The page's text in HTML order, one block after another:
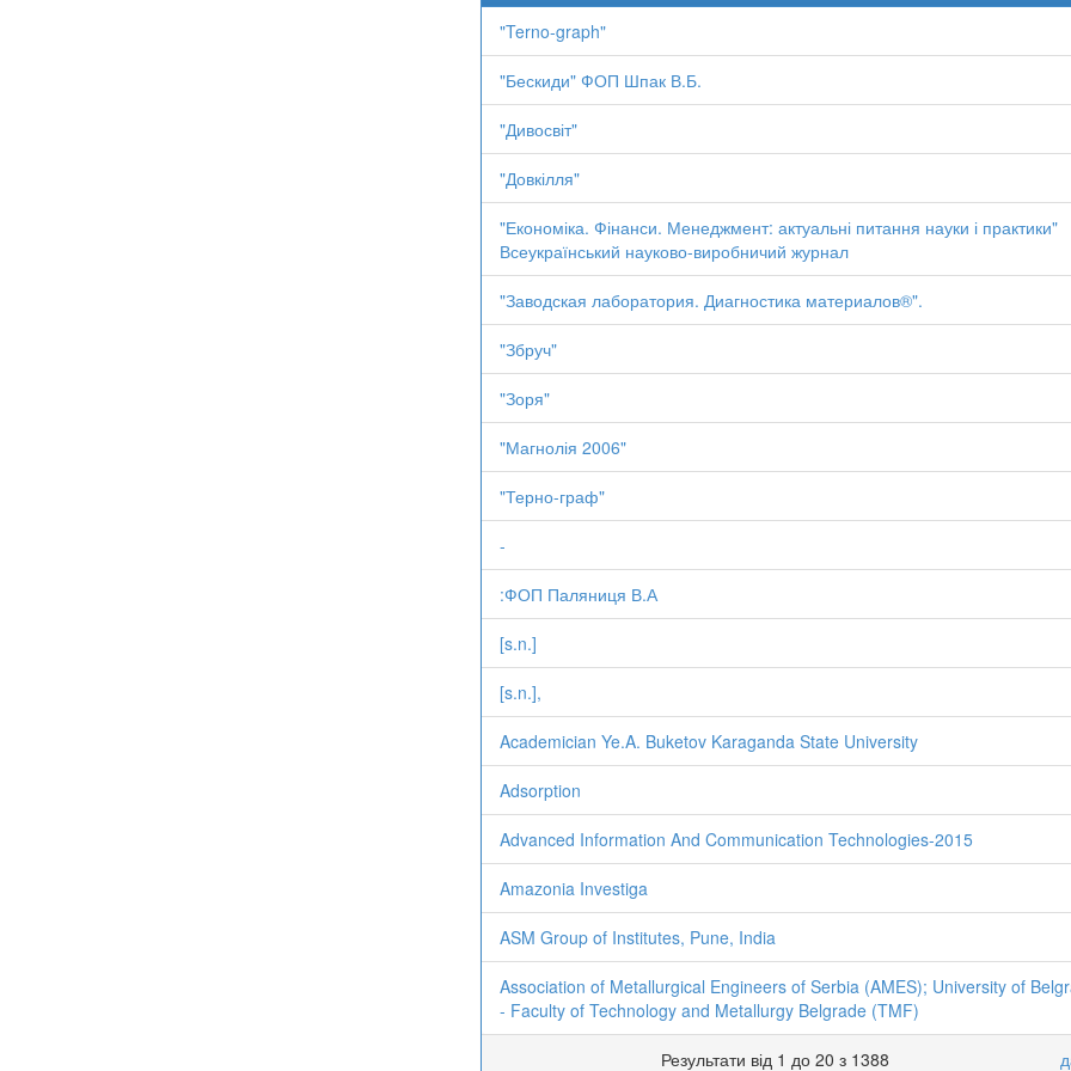
"Terno-graph"
"Бескиди" ФОП Шпак В.Б.
"Дивосвіт"
"Довкілля"
"Економіка. Фінанси. Менеджмент: актуальні питання науки і практики"
Всеукраїнський науково-виробничий журнал
"Заводская лаборатория. Диагностика материалов®".
"Збруч"
"Зоря"
"Магнолія 2006"
"Терно-граф"
-
:ФОП Паляниця В.А
[s.n.]
[s.n.],
Academician Ye.A. Buketov Karaganda State University
Adsorption
Advanced Information And Communication Technologies-2015
Amazonia Investiga
ASM Group of Institutes, Pune, India
Association of Metallurgical Engineers of Serbia (AMES); University of
- Faculty of Technology and Metallurgy Belgrade (TMF)
Результати від 1 до 20 з 1388